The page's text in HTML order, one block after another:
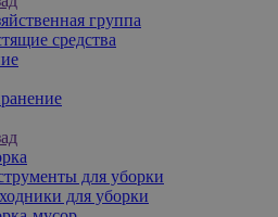
группа
средства
для уборки
для уборки